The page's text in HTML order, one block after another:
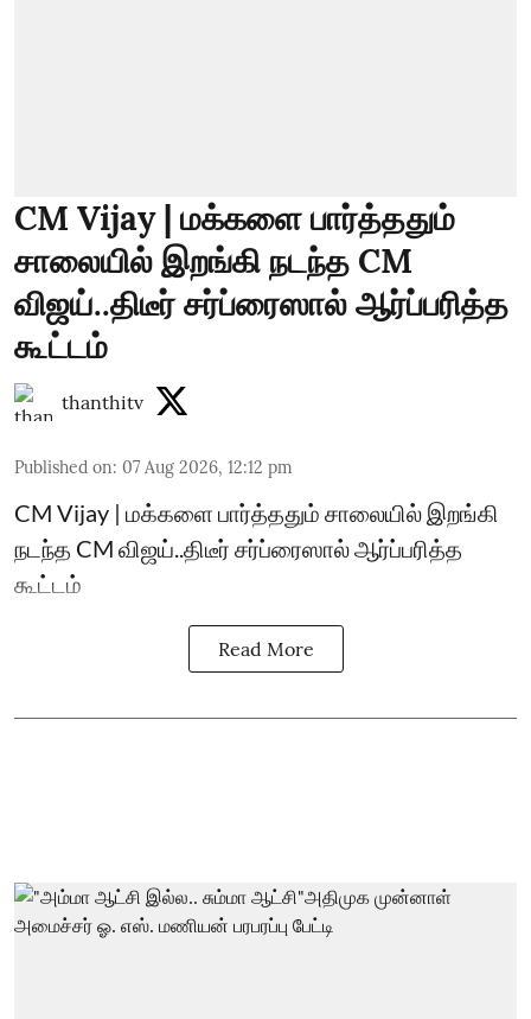
CM Vijay | மக்களை பார்த்ததும்
சாலையில் இறங்கி நடந்த CM
விஜய்..திடீர் சர்ப்ரைஸால் ஆர்ப்பரித்த
கூட்டம்
thanthitv
Published on: 07 Aug 2026, 12:12 pm
CM Vijay | மக்களை பார்த்ததும் சாலையில் இறங்கி
நடந்த CM விஜய்..திடீர் சர்ப்ரைஸால் ஆர்ப்பரித்த
கூட்டம்
Read More